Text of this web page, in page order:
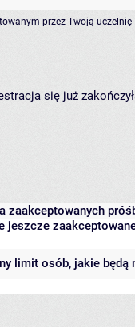
przez Twoją uczelnię
się już
zaakceptowanych
jeszcze
limit osób, jakie